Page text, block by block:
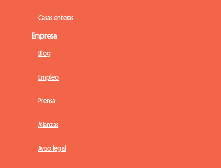
Casas enteras
Empresa
Blog
Empleo
Prensa
Alianzas
Aviso legal